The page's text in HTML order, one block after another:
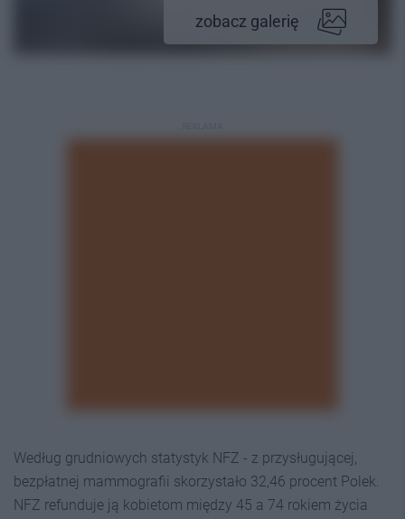
zobacz galerię
Według grudniowych statystyk NFZ - z przysługującej,
bezpłatnej mammografii skorzystało 32,46 procent Polek.
NFZ refunduje ją kobietom między 45 a 74 rokiem życia